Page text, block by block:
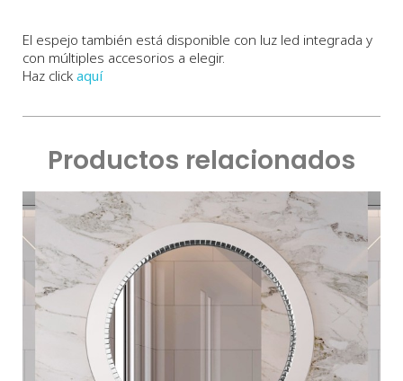
El espejo también está disponible con luz led integrada y
con múltiples accesorios a elegir.
Haz click aquí
Productos relacionados